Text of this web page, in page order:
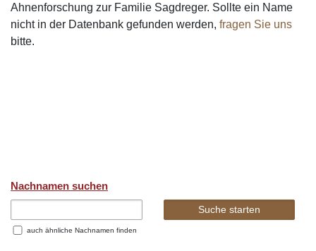
Ahnenforschung zur Familie Sagdreger. Sollte ein Name
nicht in der Datenbank gefunden werden, fragen Sie uns
bitte.
Nachnamen suchen
auch ähnliche Nachnamen finden